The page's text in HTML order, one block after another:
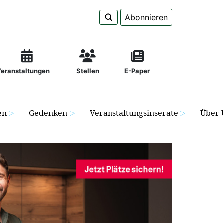
Abonnieren
Stellen E-Paper
Gedenken Veranstaltungsinserate Über